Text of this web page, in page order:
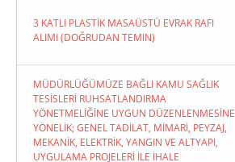
3 KATLI PLASTİK MASAÜSTÜ EVRAK RAFI
ALIMI (DOĞRUDAN TEMIN)
MÜDÜRLÜĞÜMÜZE BAĞLI KAMU SAĞLIK
TESİSLERİ RUHSATLANDIRMA
YÖNETMELİĞİNE UYGUN DÜZENLENMESİNE
YÖNELİK; GENEL TADİLAT, MİMARİ, PEYZAJ,
MEKANİK, ELEKTRİK, YANGIN VE ALTYAPI,
UYGULAMA PROJELERİ İLE İHALE